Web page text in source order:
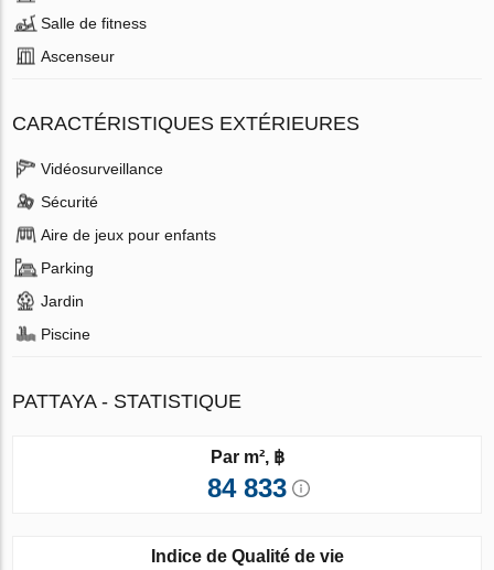
Salle de fitness
Ascenseur
CARACTÉRISTIQUES EXTÉRIEURES
Vidéosurveillance
Sécurité
Aire de jeux pour enfants
Parking
Jardin
Piscine
PATTAYA - STATISTIQUE
Par m², ฿
84 833
Indice de Qualité de vie